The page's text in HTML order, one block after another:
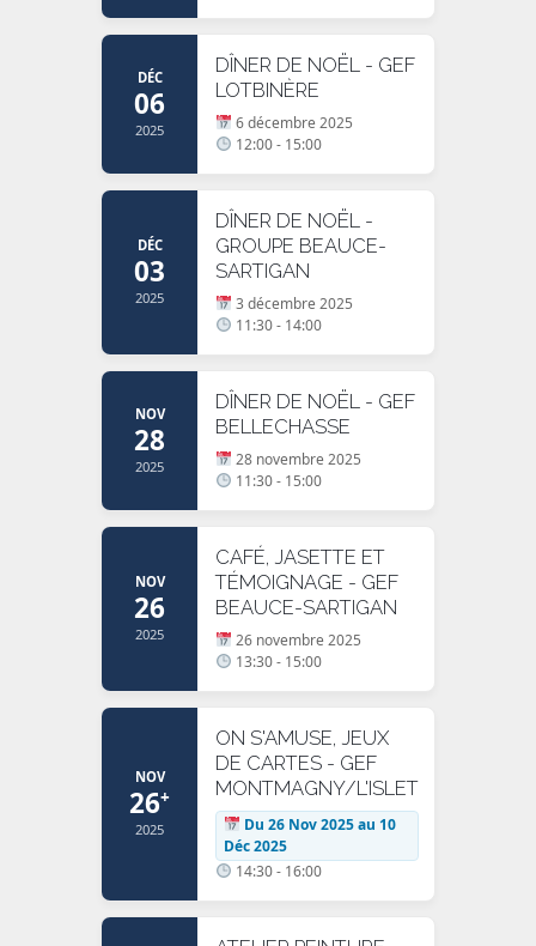
DÉC
06
2025
DÎNER DE NOËL - GEF
LOTBINÈRE
6 décembre 2025
12:00 - 15:00
DÉC
03
2025
DÎNER DE NOËL -
GROUPE BEAUCE-
SARTIGAN
3 décembre 2025
11:30 - 14:00
NOV
28
2025
DÎNER DE NOËL - GEF
BELLECHASSE
28 novembre 2025
11:30 - 15:00
NOV
26
2025
CAFÉ, JASETTE ET
TÉMOIGNAGE - GEF
BEAUCE-SARTIGAN
26 novembre 2025
13:30 - 15:00
NOV
26+
2025
ON S'AMUSE, JEUX
DE CARTES - GEF
MONTMAGNY/L'ISLET
Du 26 Nov 2025 au 10
Déc 2025
14:30 - 16:00